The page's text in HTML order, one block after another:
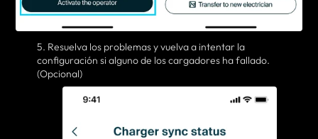
5. Resuelva los problemas y vuelva a intentar la
configuración si alguno de los cargadores ha fallado.
(Opcional)